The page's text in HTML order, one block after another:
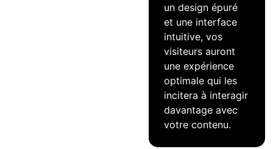
un design épuré
et une interface
intuitive, vos
visiteurs auront
une expérience
optimale qui les
incitera à interagir
davantage avec
votre contenu.